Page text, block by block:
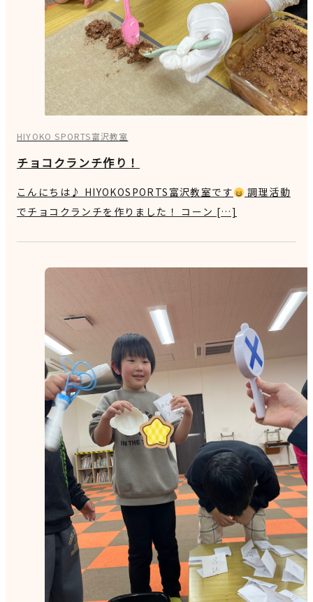
HIYOKO SPORTS富沢教室
チョコクランチ作り！
こんにちは♪ HIYOKOSPORTS富沢教室です
調理活動
でチョコクランチを作りました！ コーン […]